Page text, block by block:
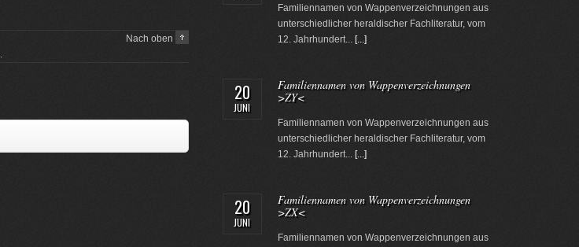
Nach oben
Familiennamen von Wappenverzeichnungen aus
unterschiedlicher heraldischer Fachliteratur, vom
12. Jahrhundert... [...]
20
JUNI
Familiennamen von Wappenverzeichnungen
>ZY<
Familiennamen von Wappenverzeichnungen aus
unterschiedlicher heraldischer Fachliteratur, vom
12. Jahrhundert... [...]
20
JUNI
Familiennamen von Wappenverzeichnungen
>ZX<
Familiennamen von Wappenverzeichnungen aus